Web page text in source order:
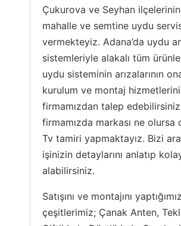
Çukurova ve Seyhan
mahalle ve semtine uydu
vermekteyiz. Adana’da uydu
sistemleriyle alakalı tüm
uydu sisteminin arızalarının
kurulum ve montaj hizmetlerini
firmamızdan talep
firmamızda markası ne olursa
Tv tamiri yapmaktayız. Bizi
işinizin detaylarını anlatıp
alabilirsiniz.
Satışını ve montajını
çeşitlerimiz; Çanak Anten,